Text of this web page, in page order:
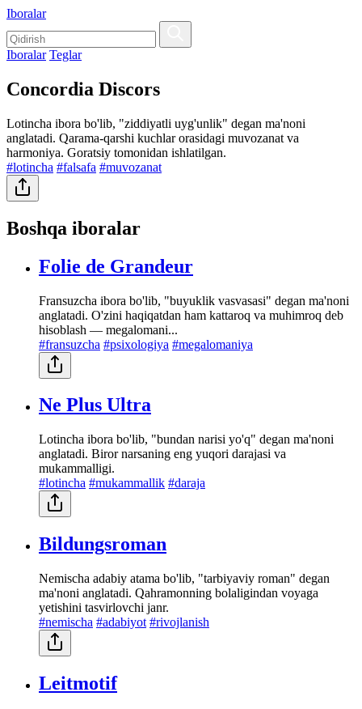
Iboralar
Iboralar Teglar
Concordia Discors
Lotincha ibora bo'lib, "ziddiyatli uyg'unlik" degan ma'noni
anglatadi. Qarama-qarshi kuchlar orasidagi muvozanat va
harmoniya. Goratsiy tomonidan ishlatilgan.
#lotincha #falsafa #muvozanat
Boshqa iboralar
Folie de Grandeur
Fransuzcha ibora bo'lib, "buyuklik vasvasasi" degan ma'noni
anglatadi. O'zini haqiqatdan ham kattaroq va muhimroq deb
hisoblash — megalomani...
#fransuzcha #psixologiya #megalomaniya
Ne Plus Ultra
Lotincha ibora bo'lib, "bundan narisi yo'q" degan ma'noni
anglatadi. Biror narsaning eng yuqori darajasi va
mukammalligi.
#lotincha #mukammallik #daraja
Bildungsroman
Nemischa adabiy atama bo'lib, "tarbiyaviy roman" degan
ma'noni anglatadi. Qahramonning bolaligindan voyaga
yetishini tasvirlovchi janr.
#nemischa #adabiyot #rivojlanish
Leitmotif